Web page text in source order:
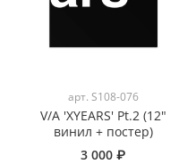
арт. S108-076
V/A 'XYEARS' Pt.2 (12"
винил + постер)
3 000 ₽